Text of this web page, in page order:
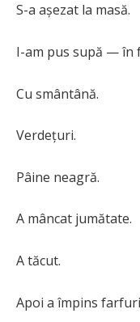
S-a așezat la masă.
I-am pus supă — în
Cu smântână.
Verdețuri.
Pâine neagră.
A mâncat jumătate.
A tăcut.
Apoi a împins